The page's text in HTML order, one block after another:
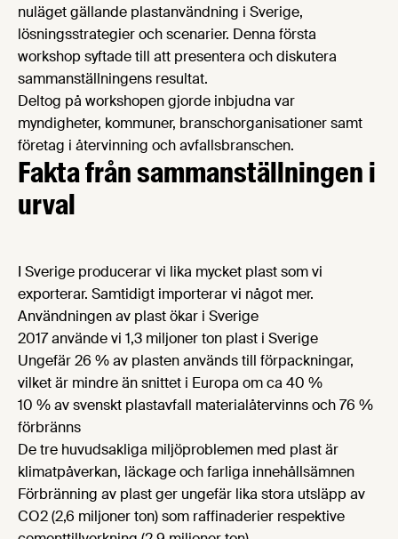
nuläget gällande plastanvändning i Sverige,
lösningsstrategier och scenarier. Denna första
workshop syftade till att presentera och diskutera
sammanställningens resultat.
Deltog på workshopen gjorde inbjudna var
myndigheter, kommuner, branschorganisationer samt
företag i återvinning och avfallsbranschen.
Fakta från sammanställningen i
urval
I Sverige producerar vi lika mycket plast som vi
exporterar. Samtidigt importerar vi något mer.
Användningen av plast ökar i Sverige
2017 använde vi 1,3 miljoner ton plast i Sverige
Ungefär 26 % av plasten används till förpackningar,
vilket är mindre än snittet i Europa om ca 40 %
10 % av svenskt plastavfall materialåtervinns och 76 %
förbränns
De tre huvudsakliga miljöproblemen med plast är
klimatpåverkan, läckage och farliga innehållsämnen
Förbränning av plast ger ungefär lika stora utsläpp av
CO2 (2,6 miljoner ton) som raffinaderier respektive